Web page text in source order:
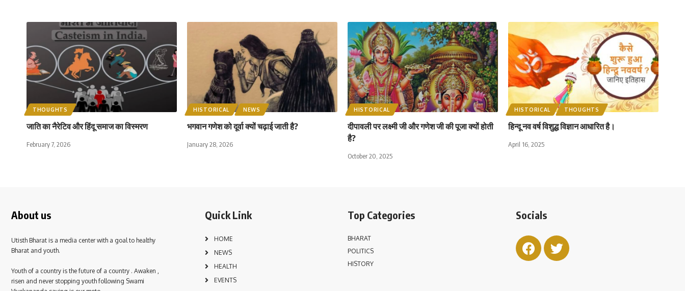
THOUGHTS
जाति का नैरेटिव और हिंदू समाज का विस्मरण
February 7, 2026
HISTORICAL NEWS
भगवान गणेश को दूर्वा क्यों चढ़ाई जाती है?
January 28, 2026
HISTORICAL
दीपावली पर लक्ष्मी जी और गणेश जी की पूजा क्यों होती
है?
October 20, 2025
HISTORICAL THOUGHTS
हिन्दू नव वर्ष विशुद्ध विज्ञान आधारित है।
April 16, 2025
About us
Utisth Bharat is a media center with a goal to healthy
Bharat and youth.
Youth of a country is the future of a country . Awaken ,
risen and never stopping youth following Swami
Quick Link
HOME
NEWS
HEALTH
EVENTS
Top Categories
BHARAT
POLITICS
HISTORY
Socials